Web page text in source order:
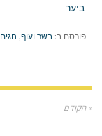
ביער
פורסם ב: בשר ועוף, חגים
« הקודם